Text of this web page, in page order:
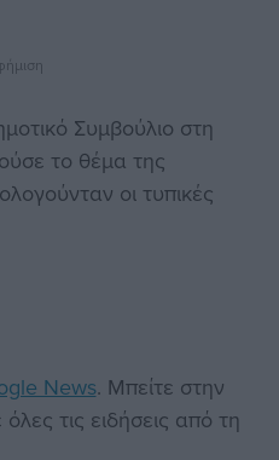
Συμβούλιο στη
το θέμα της
οι τυπικές
News. Μπείτε στην
όλες τις ειδήσεις από τη